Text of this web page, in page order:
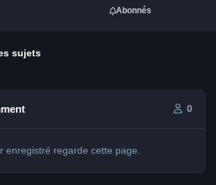
Abonnés
sujets
0
enregistré regarde cette page.